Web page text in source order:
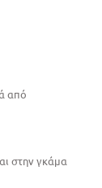
από
στην γκάμα